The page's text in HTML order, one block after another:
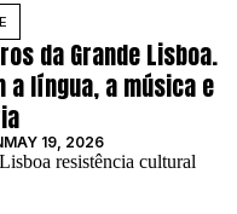
NÓS
da Grande Lisboa.
a língua, a música e
MAY 19, 2026